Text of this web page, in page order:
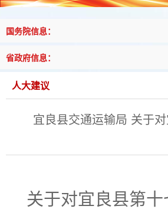
国务院信息：
省政府信息：
人大建议
宜良县交通运输局 关于
关于对宜良县第